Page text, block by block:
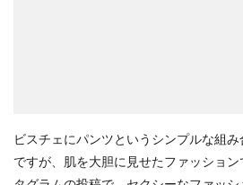
ビスチェにパンツというシンプルな組
ですが、肌を大胆に見せたファッショ